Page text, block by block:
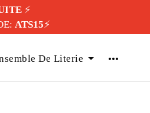
⚡️
ATS15⚡️
De Literie